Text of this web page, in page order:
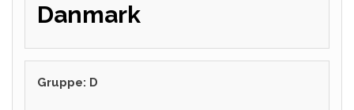
Danmark
Gruppe: D